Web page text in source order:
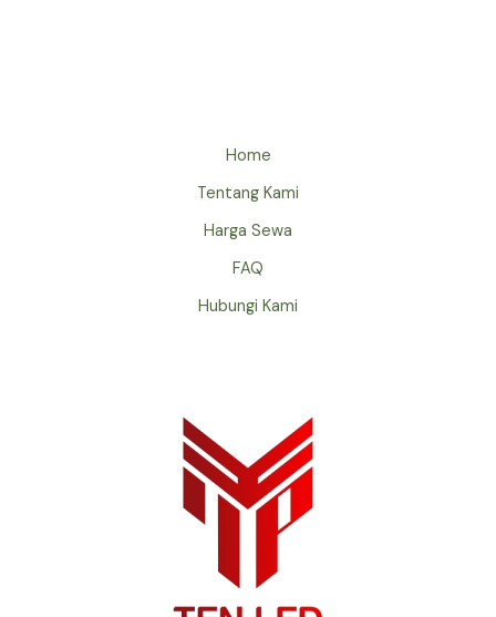
Home
Tentang Kami
Harga Sewa
FAQ
Hubungi Kami